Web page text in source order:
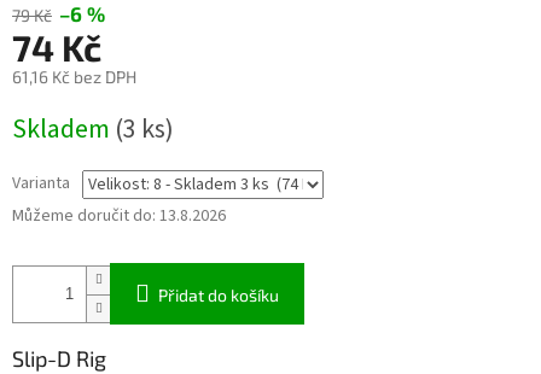
79 Kč –6 %
74 Kč
61,16 Kč bez DPH
cena:
Skladem (3 ks)
Varianta
Můžeme doručit do: 13.8.2026
Přidat do košíku
Slip-D Rig